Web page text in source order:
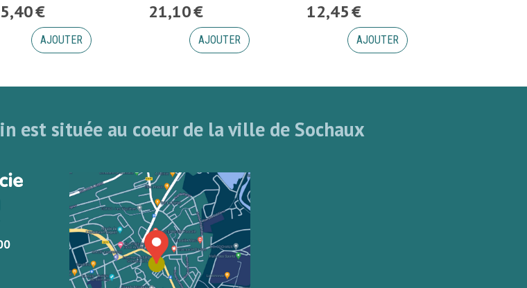
,40€
AJOUTER
21,10€
AJOUTER
12,45€
AJOUTER
est située au coeur de la ville de Sochaux